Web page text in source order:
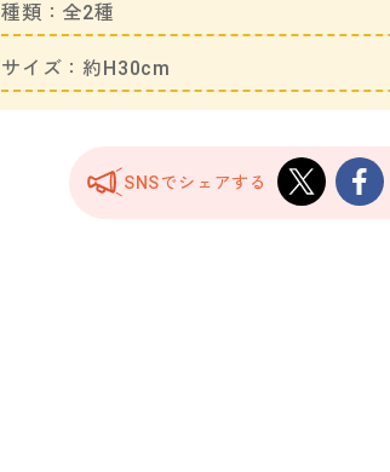
種類：全2種
サイズ：約H30cm
SNSでシェアする